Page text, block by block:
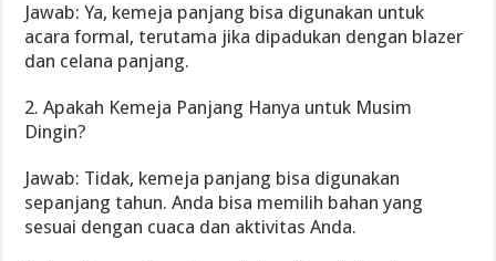
Jawab: Ya, kemeja panjang bisa digunakan untuk
acara formal, terutama jika dipadukan dengan blazer
dan celana panjang.
2. Apakah Kemeja Panjang Hanya untuk Musim
Dingin?
Jawab: Tidak, kemeja panjang bisa digunakan
sepanjang tahun. Anda bisa memilih bahan yang
sesuai dengan cuaca dan aktivitas Anda.